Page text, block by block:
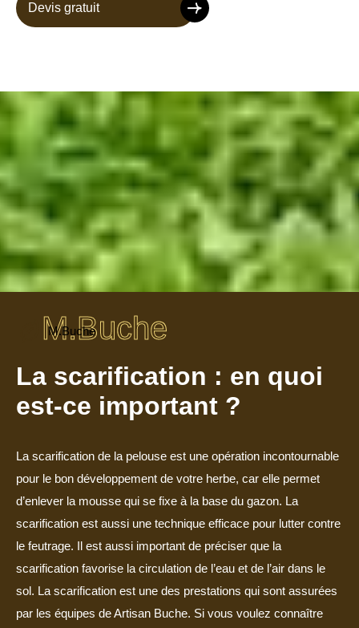
Devis gratuit
M.Buche
M.Buche
La scarification : en quoi
est-ce important ?
La scarification de la pelouse est une opération incontournable
pour le bon développement de votre herbe, car elle permet
d’enlever la mousse qui se fixe à la base du gazon. La
scarification est aussi une technique efficace pour lutter contre
le feutrage. Il est aussi important de préciser que la
scarification favorise la circulation de l’eau et de l’air dans le
sol. La scarification est une des prestations qui sont assurées
par les équipes de Artisan Buche. Si vous voulez connaître